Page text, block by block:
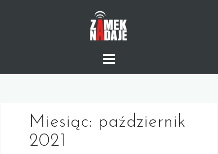
Miesiąc: październik
2021